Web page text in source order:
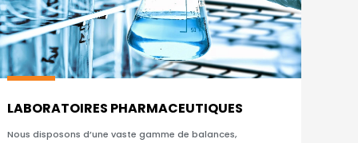
LABORATOIRES PHARMACEUTIQUES
Nous disposons d’une vaste gamme de balances,